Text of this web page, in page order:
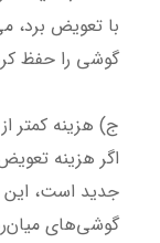
با تعویض برد،
گوشی را حفظ
ج) هزینه کمتر
اگر هزینه
جدید است، این
گوشی‌های